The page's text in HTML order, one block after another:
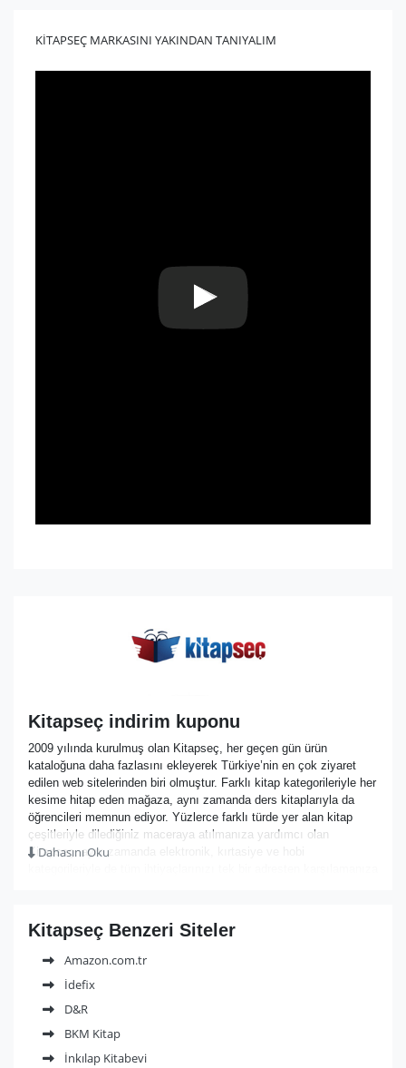
KİTAPSEÇ MARKASINI YAKINDAN TANIYALIM
Kitapseç indirim kuponu
2009 yılında kurulmuş olan Kitapseç, her geçen gün ürün
kataloğuna daha fazlasını ekleyerek Türkiye’nin en çok ziyaret
edilen web sitelerinden biri olmuştur. Farklı kitap kategorileriyle her
kesime hitap eden mağaza, aynı zamanda ders kitaplarıyla da
öğrencileri memnun ediyor. Yüzlerce farklı türde yer alan kitap
çeşitleriyle dilediğiniz maceraya atılmanıza yardımcı olan
Kitapseç, aynı zamanda elektronik, kırtasiye ve hobi
ya da üniversiteye hazırlık kitap çeşitleriyle de dikkat çekiyor.
Öğrencilerin ihtiyaç duyduğu çanta, defter ya da kırtasiye
ürünlerine tek bir tıkla ulaşabileceğiniz Kitapseç, ilginç ürün
Edebiyat tutkunlarına özel site tasarımıyla kullanıcı dostu
olduğunu gösteren mağaza, polisiye, bilim kurgu, gerilim ya da
Çok sevilen Harry Potter koleksiyonunun yanı sıra özel ürünlerle
de dikkat çeken Kitapseç, boş zamanlarınızı değerlendirmeniz için
Dahasını Oku
Kitapseç Benzeri Siteler
Amazon.com.tr
İdefix
D&R
BKM Kitap
İnkılap Kitabevi